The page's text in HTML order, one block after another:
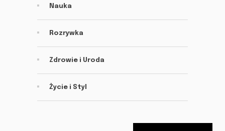
Nauka
Rozrywka
Zdrowie i Uroda
Życie i Styl